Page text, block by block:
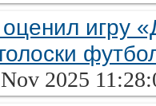
игру
2025